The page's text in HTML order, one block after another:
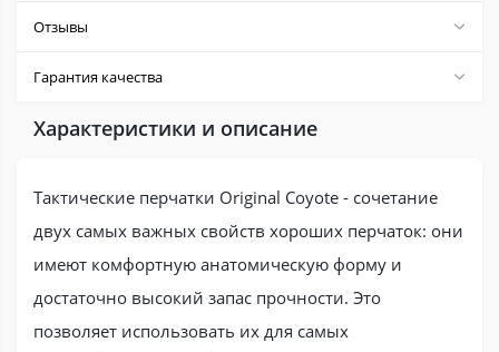
Отзывы
Гарантия качества
Характеристики и описание
Тактические перчатки Original Coyote - сочетание
двух самых важных свойств хороших перчаток: они
имеют комфортную анатомическую форму и
достаточно высокий запас прочности. Это
позволяет использовать их для самых